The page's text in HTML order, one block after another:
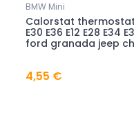
BMW Mini
Calorstat thermostat
E30 E36 E12 E28 E34
ford granada jeep
4,55 €